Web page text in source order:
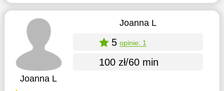
Joanna L
Joanna L
5 opinie: 1
100 zł/60 min